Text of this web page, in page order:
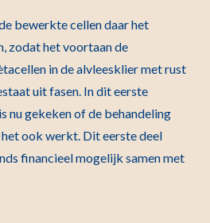
bewerkte cellen daar het
zodat het voortaan de
in de alvleesklier met rust
uit fasen. In dit eerste
nu gekeken of de behandeling
ook werkt. Dit eerste deel
financieel mogelijk samen met